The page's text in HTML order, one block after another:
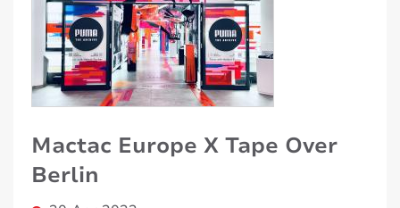
Mactac Europe X Tape Over
Berlin